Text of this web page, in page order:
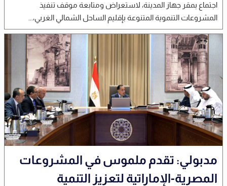
اجتماع بمقر جهاز المدينة، لاستعراض ومتابعة موقف تنفيذ
المشروعات التنموية المتنوعة بإقليم الساحل الشمالي الغربي،...
مدبولي: تقدم ملموس في المشروعات
المصرية-الإماراتية لتعزيز التنمية